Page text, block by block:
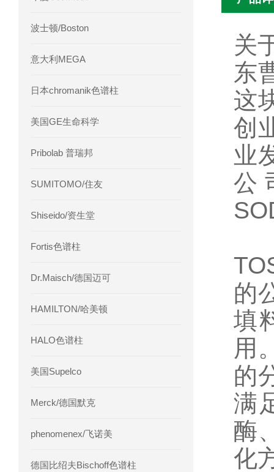
波士顿/Boston
意大利MEGA
日本chromanik色谱柱
美国GE生命科学
Pribolab 普瑞邦
SUMITOMO/住友
Shiseido/资生堂
Fortis色谱柱
Dr.Maisch/德国迈可
HAMILTON/哈美顿
HALO色谱柱
美国Supelco
Merck/德国默克
phenomenex/飞诺美
德国比绍夫Bischoff色谱柱
关
东
这
创
业
公
的
填
用
的
满
酶
化